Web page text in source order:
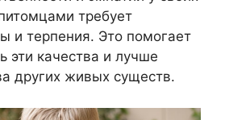
требует
и терпения. Это помогает
эти качества и лучше
других живых существ.